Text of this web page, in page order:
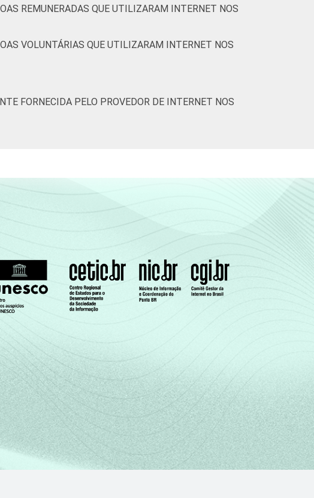
REMUNERADAS QUE UTILIZARAM INTERNET NOS
VOLUNTÁRIAS QUE UTILIZARAM INTERNET NOS
FORNECIDA PELO PROVEDOR DE INTERNET NOS